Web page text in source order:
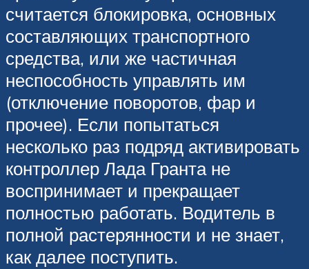
считается блокировка, основных
составляющих транспортного
средства, или же частичная
неспособность управлять им
(отключение поворотов, фар и
прочее). Если попытаться
несколько раз подряд активировать
контроллер Лада Гранта не
воспринимает и прекращает
полностью работать. Водитель в
полной растерянности и не знает,
как далее поступить.